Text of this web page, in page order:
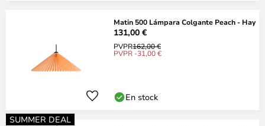
Matin 500 Lámpara Colgante Peach - Hay
131,00 €
PVPR162,00 €
PVPR -31,00 €
En stock
SUMMER DEAL